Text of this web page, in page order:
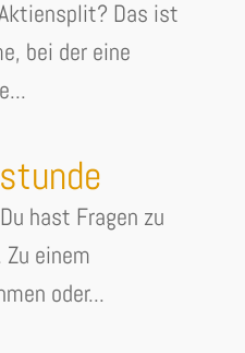
Das ist
bei der eine
hast Fragen zu
einem
oder...